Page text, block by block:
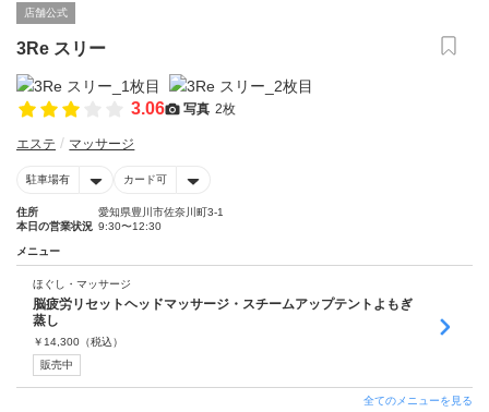
店舗公式
3Re スリー
3.06 写真 2枚
エステ マッサージ
駐車場有 カード可
住所
愛知県豊川市佐奈川町3-1
本日の営業状況 9:30〜12:30
メニュー
ほぐし・マッサージ
脳疲労リセットヘッドマッサージ・スチームアップテントよもぎ
蒸し
￥ 14,300 （税込）
販売中
全てのメニューを見る